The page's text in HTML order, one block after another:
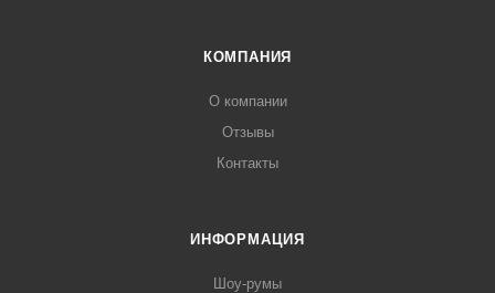
КОМПАНИЯ
О компании
Отзывы
Контакты
ИНФОРМАЦИЯ
Шоу-румы